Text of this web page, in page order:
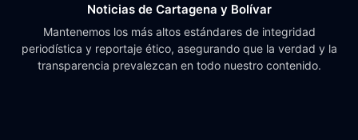
Noticias de Cartagena y Bolívar
Mantenemos los más altos estándares de integridad
periodística y reportaje ético, asegurando que la verdad y la
transparencia prevalezcan en todo nuestro contenido.